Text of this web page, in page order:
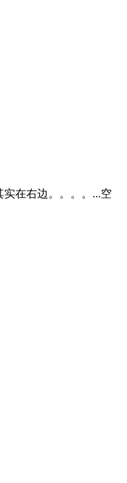
在右边。。。。...空